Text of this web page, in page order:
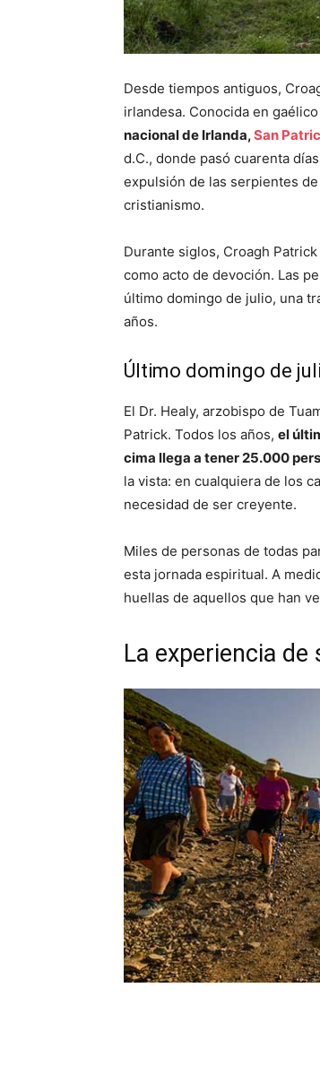
Desde tiempos antiguos,
irlandesa. Conocida en
nacional de Irlanda,San
d.C., donde pasó cuarenta
expulsión de las serpientes
cristianismo.
Durante siglos, Croagh
como acto de devoción. Las
último domingo de julio, una
años.
Último domingo de
El Dr. Healy, arzobispo de
Patrick. Todos los años, el
cima llega a tener 25.000
la vista: en cualquiera de los
necesidad de ser creyente.
Miles de personas de todas
esta jornada espiritual. A
huellas de aquellos que han
La experiencia